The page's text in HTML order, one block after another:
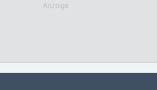
Anzeige